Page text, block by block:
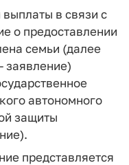
в связи с
о предоставлении
семьи (далее
заявление)
автономного
защиты
представляется